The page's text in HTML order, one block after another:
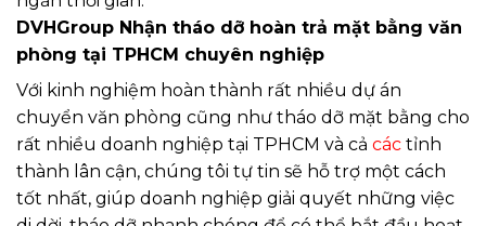
DVHGroup Nhận tháo dỡ hoàn trả mặt bằng văn
phòng tại TPHCM chuyên nghiệp
Với kinh nghiệm hoàn thành rất nhiều dự án
chuyển văn phòng cũng như tháo dỡ mặt bằng cho
rất nhiều doanh nghiệp tại TPHCM và cả các tỉnh
thành lân cận, chúng tôi tự tin sẽ hỗ trợ một cách
tốt nhất, giúp doanh nghiệp giải quyết những việc